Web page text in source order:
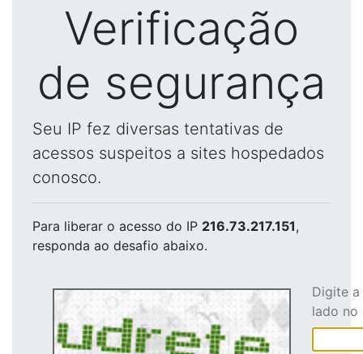
Verificação
de segurança
Seu IP fez diversas tentativas de
acessos suspeitos a sites hospedados
conosco.
Para liberar o acesso do IP 216.73.217.151,
responda ao desafio abaixo.
Digite
lado no